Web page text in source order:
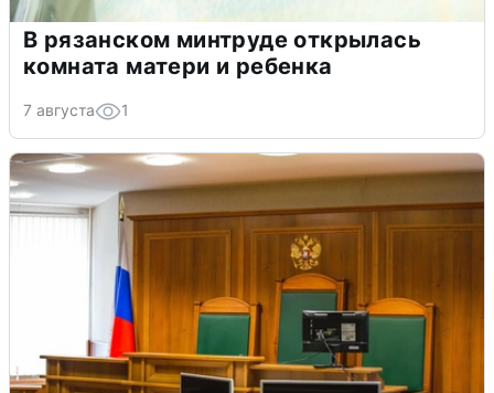
В рязанском минтруде открылась
комната матери и ребенка
7 августа 1